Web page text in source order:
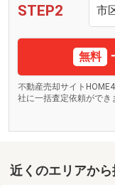
STEP2
無料
不動産売却サイト
社に一括査定依頼ができ
近くのエリアから